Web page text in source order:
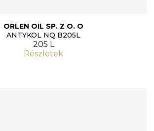
ORLEN OIL SP. Z O. O
ANTYKOL NQ B205L
205 L
Részletek